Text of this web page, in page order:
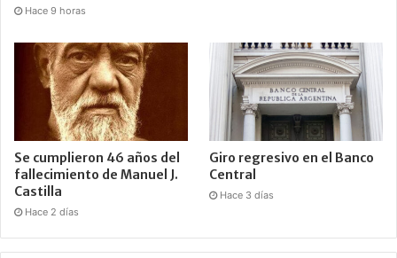
Hace 9 horas
Se cumplieron 46 años del
fallecimiento de Manuel J.
Castilla
Hace 2 días
Giro regresivo en el Banco
Central
Hace 3 días